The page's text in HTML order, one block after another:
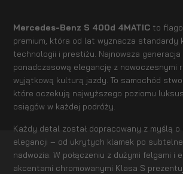
Mercedes-Benz S 400d 4MATIC to
premium, która od lat wyznacza standardy
technologii i prestiżu. Najnowsza generacja
ponadczasową elegancję z nowoczesnymi
wyjątkową kulturą jazdy. To samochód
które oczekują najwyższego poziomu
osiągów w każdej podróży.
Każdy detal został dopracowany z myślą o
elegancji – od ukrytych klamek po
nadwozia. W połączeniu z dużymi felgami i
akcentami chromowanymi Klasa S